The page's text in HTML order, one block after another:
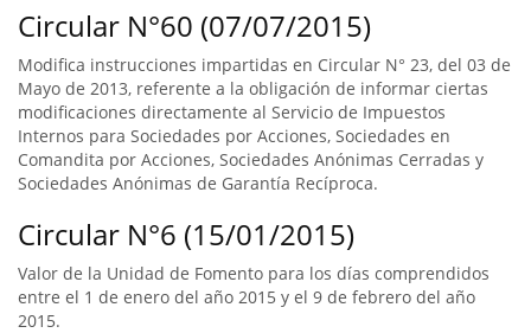
Circular N°60 (07/07/2015)
Modifica instrucciones impartidas en Circular N° 23, del 03 de
Mayo de 2013, referente a la obligación de informar ciertas
modificaciones directamente al Servicio de Impuestos
Internos para Sociedades por Acciones, Sociedades en
Comandita por Acciones, Sociedades Anónimas Cerradas y
Sociedades Anónimas de Garantía Recíproca.
Circular N°6 (15/01/2015)
Valor de la Unidad de Fomento para los días comprendidos
entre el 1 de enero del año 2015 y el 9 de febrero del año
2015.